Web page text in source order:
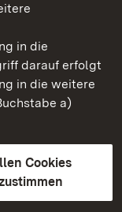
in die
darauf erfolgt
in die weitere
a)
Cookies
Württemberg